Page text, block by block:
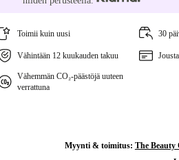
Toimii kuin uusi 30
Vähintään 12 kuukauden takuu
Vähemmän CO₂-päästöjä uuteen
verrattuna
Myynti & toimitus: The Beauty